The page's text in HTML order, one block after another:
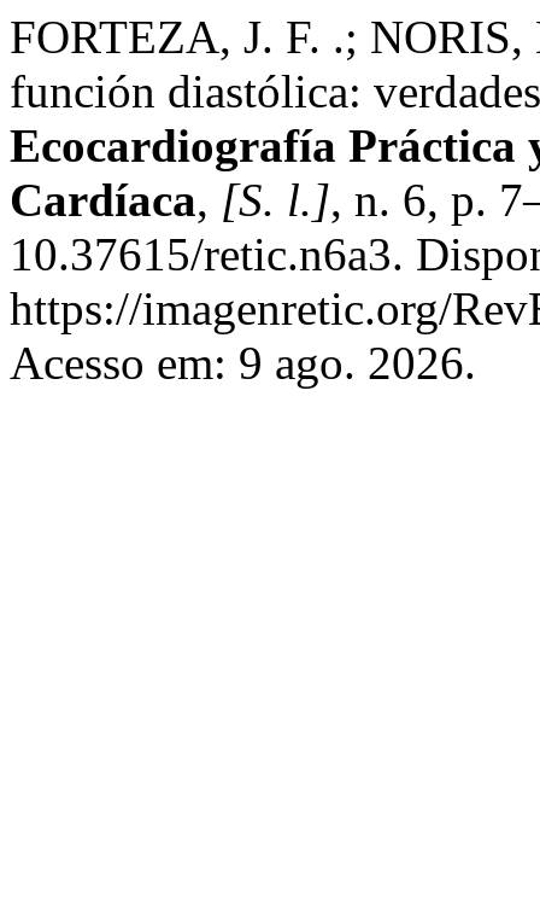
FORTEZA, J. F. .;
función diastólica:
Ecocardiografía Práctica
Cardíaca, [S. l.], n. 6, p.
10.37615/retic.n6a3.
https://imagenretic.org/
Acesso em: 9 ago. 2026.